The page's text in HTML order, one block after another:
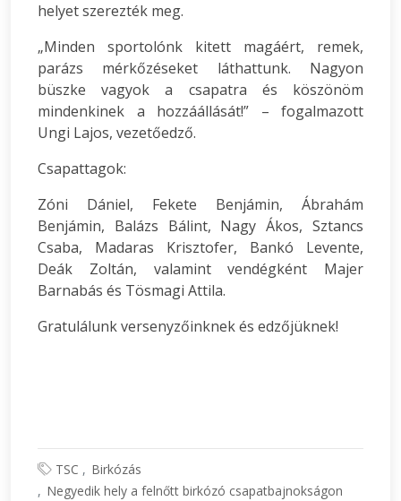
helyet szerezték meg.
„Minden sportolónk kitett magáért, remek,
parázs mérkőzéseket láthattunk. Nagyon
büszke vagyok a csapatra és köszönöm
mindenkinek a hozzáállását!” – fogalmazott
Ungi Lajos, vezetőedző.
Csapattagok:
Zóni Dániel, Fekete Benjámin, Ábrahám
Benjámin, Balázs Bálint, Nagy Ákos, Sztancs
Csaba, Madaras Krisztofer, Bankó Levente,
Deák Zoltán, valamint vendégként Majer
Barnabás és Tösmagi Attila.
Gratulálunk versenyzőinknek és edzőjüknek!
TSC
Birkózás
Negyedik hely a felnőtt birkózó csapatbajnokságon